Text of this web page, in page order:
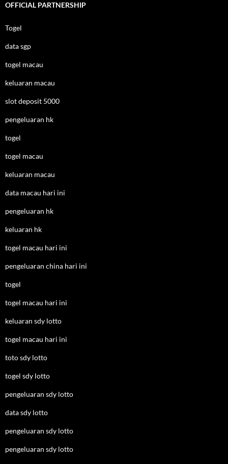
OFFICIAL PARTNERSHIP
Togel
data sgp
togel macau
keluaran macau
slot deposit 5000
pengeluaran hk
togel
togel macau
keluaran macau
data macau hari ini
pengeluaran hk
keluaran hk
togel macau hari ini
pengeluaran china hari ini
togel
togel macau hari ini
keluaran sdy lotto
togel macau hari ini
toto sdy lotto
togel sdy lotto
pengeluaran sdy lotto
data sdy lotto
pengeluaran sdy lotto
pengeluaran sdy lotto